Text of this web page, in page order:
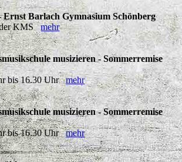
Ernst Barlach Gymnasium Schönberg
der KMSmehr
musizieren - Sommerremise
bis 16.30 Uhrmehr
musizieren - Sommerremise
bis 16.30 Uhrmehr